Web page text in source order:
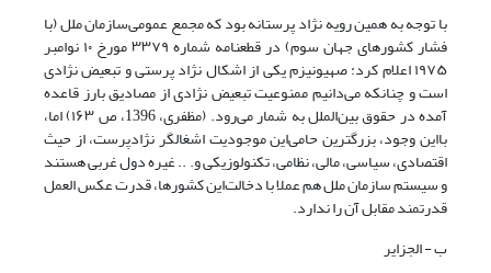
با توجه به همین رویه نژاد پرستانه بود که مجمع عمومی‌سازمان ملل (با
فشار کشورهای جهان سوم) در قطعنامه شماره ۳۳۷۹ مورخ ۱۰ نوامبر
۱۹۷۵ اعلام کرد: صهیونیزم یکی از اشکال نژاد پرستی و تبعیض نژادی
است و چنانکه می‌دانیم ممنوعیت تبعیض نژادی از مصادیق بارز قاعده
آمده در حقوق بین‌الملل به شمار می‌رود. (مظفری، 1396، ص ۱۶۳) اما،
با‌این وجود، بزرگترین حامی‌این موجودیت اشغالگر نژادپرست، از حیث
اقتصادی، سیاسی، مالی، نظامی، تکنولوزیکی و. .. غیره دول غربی هستند
و سیستم سازمان ملل هم عملا با دخالت‌این کشورها، قدرت عکس العمل
قدرتمند مقابل آن را ندارد.
ب - الجزایر